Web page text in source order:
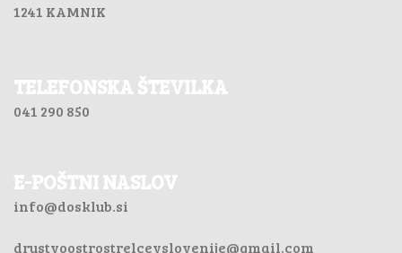
1241 KAMNIK
TELEFONSKA ŠTEVILKA
041 290 850
E-POŠTNI NASLOV
info@dosklub.si
drustvoostrostrelcevslovenije@gmail.com